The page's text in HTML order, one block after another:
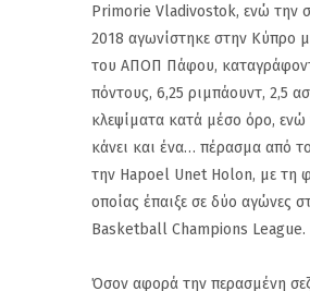
Primorie Vladivostok, ενώ την
2018 αγωνίστηκε στην Κύπρο
του ΑΠΟΠ Πάφου,
πόντους, 6,25 ριμπάουντ, 2,5
κλεψίματα κατά μέσο όρο,
κάνει και ένα… πέρασμα από
την Hapoel Unet Holon, με τη
οποίας έπαιξε σε δύο αγώνες
Basketball Champions League.
Όσον αφορά την περασμένη